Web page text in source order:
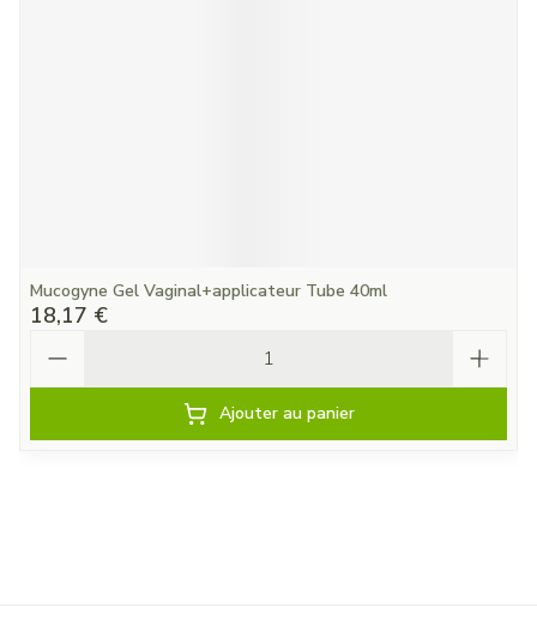
Mucogyne Gel Vaginal+applicateur Tube 40ml
18,17 €
Ajouter au panier